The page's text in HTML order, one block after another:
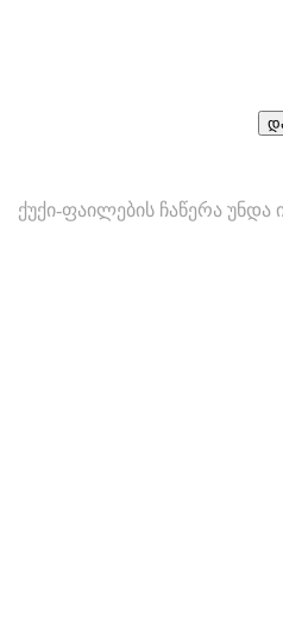
ქუქი-ფაილების ჩაწერა